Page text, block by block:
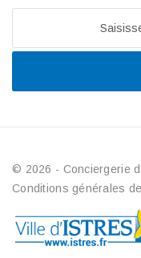
© 2026 - Conciergerie
Conditions générales